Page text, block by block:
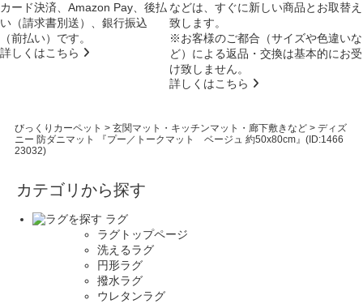
カード決済、Amazon Pay、後払
い（請求書別送）、銀行振込
（前払い）です。
詳しくはこちら
などは、すぐに新しい商品とお取替え
致します。
※お客様のご都合（サイズや色違いな
ど）による返品・交換は基本的にお受
け致しません。
詳しくはこちら
びっくりカーペット > 玄関マット・キッチンマット・廊下敷きなど> ディズ
ニー 防ダニマット 『プー／トークマット ベージュ 約50x80cm』(ID:1466
23032)
カテゴリから探す
ラグ
ラグトップページ
洗えるラグ
円形ラグ
撥水ラグ
ウレタンラグ